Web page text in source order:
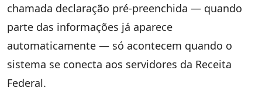
chamada declaração pré-preenchida — quando
parte das informações já aparece
automaticamente — só acontecem quando o
sistema se conecta aos servidores da Receita
Federal.